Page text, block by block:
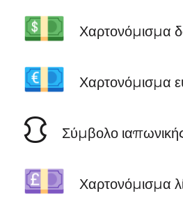
💵 Χαρτονόμισμα
💶 Χαρτονόμισμα
⛻ Σύμβολο
💷 Χαρτονόμισμα